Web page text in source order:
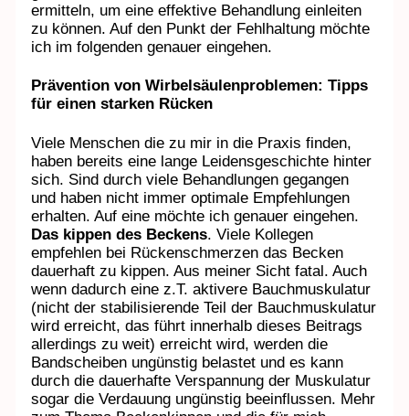
ermitteln, um eine effektive Behandlung einleiten
zu können. Auf den Punkt der Fehlhaltung möchte
ich im folgenden genauer eingehen.
Prävention von Wirbelsäulenproblemen: Tipps
für einen starken Rücken
Viele Menschen die zu mir in die Praxis finden,
haben bereits eine lange Leidensgeschichte hinter
sich. Sind durch viele Behandlungen gegangen
und haben nicht immer optimale Empfehlungen
erhalten. Auf eine möchte ich genauer eingehen.
Das kippen des Beckens. Viele Kollegen
empfehlen bei Rückenschmerzen das Becken
dauerhaft zu kippen. Aus meiner Sicht fatal. Auch
wenn dadurch eine z.T. aktivere Bauchmuskulatur
(nicht der stabilisierende Teil der Bauchmuskulatur
wird erreicht, das führt innerhalb dieses Beitrags
allerdings zu weit) erreicht wird, werden die
Bandscheiben ungünstig belastet und es kann
durch die dauerhafte Verspannung der Muskulatur
sogar die Verdauung ungünstig beeinflussen. Mehr